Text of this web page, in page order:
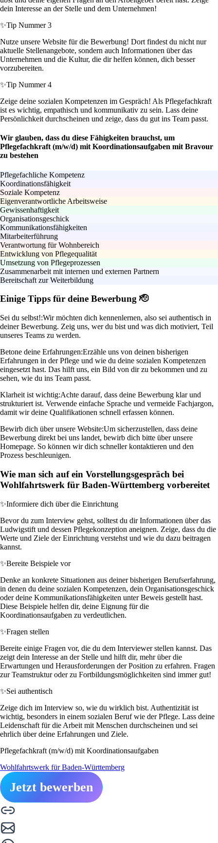
dein Interesse an der Stelle und dem Unternehmen!
✨Tip Nummer 3
Nutze unsere Website für die Bewerbung! Dort findest du nicht nur
aktuelle Stellenangebote, sondern auch Informationen über das
Unternehmen und die Kultur, die dir helfen können, dich besser
vorzubereiten.
✨Tip Nummer 4
Zeige deine sozialen Kompetenzen im Gespräch! Als Pflegefachkraft
ist es wichtig, empathisch und kommunikativ zu sein. Lass deine
Persönlichkeit durchscheinen und zeige, dass du gut ins Team passt.
Wir glauben, dass du diese Fähigkeiten brauchst, um
Pflegefachkraft (m/w/d) mit Koordinationsaufgaben mit Bravour
zu bestehen
Pflegefachliche Kompetenz
Koordinationsfähigkeit
Soziale Kompetenz
Eigenverantwortliche Arbeitsweise
Gewissenhaftigkeit
Organisationsgeschick
Kommunikationsfähigkeiten
Mitarbeiterführung
Verantwortung für Wohnbereich
Entwicklung von Pflegequalität
Umsetzung von Pflegeprozessen
Zusammenarbeit mit internen und externen Partnern
Bereitschaft zur Weiterbildung
Einige Tipps für deine Bewerbung 🫡
Sei du selbst!:Wir möchten dich kennenlernen, also sei authentisch in
deiner Bewerbung. Zeig uns, wer du bist und was dich motiviert, Teil
unseres Teams zu werden.
Betone deine Erfahrungen:Erzähle uns von deinen bisherigen
Erfahrungen in der Pflege und wie du deine sozialen Kompetenzen
eingesetzt hast. Das hilft uns, ein Bild von dir zu bekommen und zu
sehen, wie du ins Team passt.
Klarheit ist wichtig:Achte darauf, dass deine Bewerbung klar und
strukturiert ist. Verwende einfache Sprache und vermeide Fachjargon,
damit wir deine Qualifikationen schnell erfassen können.
Bewirb dich über unsere Website:Um sicherzustellen, dass deine
Bewerbung direkt bei uns landet, bewirb dich bitte über unsere
Homepage. So können wir dich schneller kontaktieren und den
Prozess beschleunigen.
Wie man sich auf ein Vorstellungsgespräch bei
Wohlfahrtswerk für Baden-Württemberg vorbereitet
✨Informiere dich über die Einrichtung
Bevor du zum Interview gehst, solltest du dir Informationen über das
Ludwigstift und dessen Pflegekonzeption aneignen. Zeige, dass du die
Werte und Ziele der Einrichtung verstehst und wie du dazu beitragen
kannst.
✨Bereite Beispiele vor
Denke an konkrete Situationen aus deiner bisherigen Berufserfahrung,
in denen du deine sozialen Kompetenzen, dein Organisationsgeschick
oder deine Kommunikationsfähigkeiten unter Beweis gestellt hast.
Diese Beispiele helfen dir, deine Eignung für die
Koordinationsaufgaben zu verdeutlichen.
✨Fragen stellen
Bereite einige Fragen vor, die du dem Interviewer stellen kannst. Das
zeigt dein Interesse an der Stelle und hilft dir, mehr über die
Erwartungen und Herausforderungen der Position zu erfahren. Fragen
zur Teamstruktur oder zu Fortbildungsmöglichkeiten sind immer gut!
✨Sei authentisch
Zeige dich im Interview so, wie du wirklich bist. Authentizität ist
wichtig, besonders in einem sozialen Beruf wie der Pflege. Lass deine
Leidenschaft für die Arbeit mit Menschen durchscheinen und sei
ehrlich über deine Erfahrungen und Ziele.
Pflegefachkraft (m/w/d) mit Koordinationsaufgaben
Wohlfahrtswerk für Baden-Württemberg
Jetzt bewerben